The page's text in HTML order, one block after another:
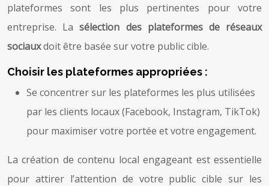
plateformes sont les plus pertinentes pour votre
entreprise. Lasélection des plateformes de réseaux
sociauxdoit être basée sur votre public cible.
Choisir les plateformes appropriées :
Se concentrer sur les plateformes les plus utilisées
par les clients locaux (Facebook, Instagram, TikTok)
pour maximiser votre portée et votre engagement.
La création de contenu local engageant est essentielle
pour attirer l’attention de votre public cible sur les